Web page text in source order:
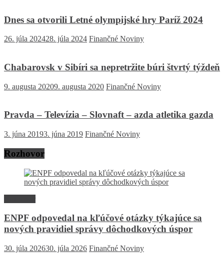
Dnes sa otvorili Letné olympijské hry Paríž 2024
26. júla 202428. júla 2024 Finančné Noviny
Chabarovsk v Sibíri sa nepretržite búri štvrtý týždeň
9. augusta 20209. augusta 2020 Finančné Noviny
Pravda – Televízia – Slovnaft – azda atletika gazda
3. júna 20193. júna 2019 Finančné Noviny
Rozhovor
ENPF odpovedal na kľúčové otázky týkajúce sa
nových pravidiel správy dôchodkových úspor
30. júla 202630. júla 2026 Finančné Noviny